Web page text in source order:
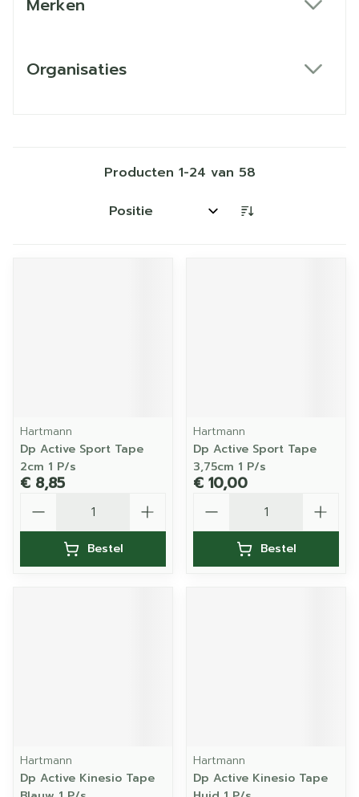
Merken
Organisaties
Producten 1-24 van 58
Sorteer op:
Hartmann
Dp Active Sport Tape
2cm 1 P/s
€ 8,85
Bestel
Hartmann
Dp Active Sport Tape
3,75cm 1 P/s
€ 10,00
Bestel
Hartmann
Dp Active Kinesio Tape
Hartmann
Dp Active Kinesio Tape